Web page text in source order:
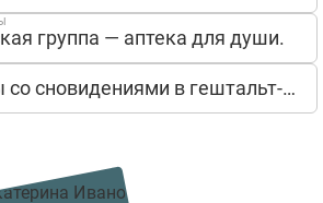
группа — аптека для души.
Техники работы со сновидениями в гештальт-терапии «По королевской дороге к интеграции»